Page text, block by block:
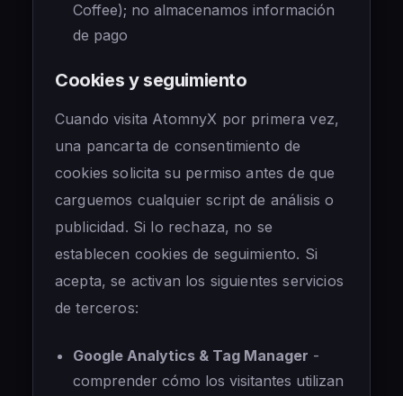
Coffee); no almacenamos información
de pago
Cookies y seguimiento
Cuando visita AtomnyX por primera vez,
una pancarta de consentimiento de
cookies solicita su permiso antes de que
carguemos cualquier script de análisis o
publicidad. Si lo rechaza, no se
establecen cookies de seguimiento. Si
acepta, se activan los siguientes servicios
de terceros:
Google Analytics & Tag Manager -
comprender cómo los visitantes utilizan